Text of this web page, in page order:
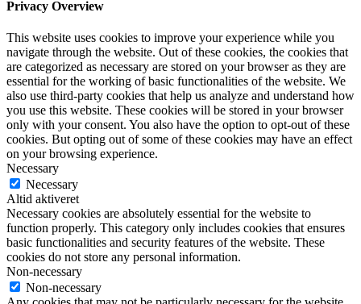
Privacy Overview
This website uses cookies to improve your experience while you
navigate through the website. Out of these cookies, the cookies that
are categorized as necessary are stored on your browser as they are
essential for the working of basic functionalities of the website. We
also use third-party cookies that help us analyze and understand how
you use this website. These cookies will be stored in your browser
only with your consent. You also have the option to opt-out of these
cookies. But opting out of some of these cookies may have an effect
on your browsing experience.
Necessary
Necessary
Altid aktiveret
Necessary cookies are absolutely essential for the website to
function properly. This category only includes cookies that ensures
basic functionalities and security features of the website. These
cookies do not store any personal information.
Non-necessary
Non-necessary